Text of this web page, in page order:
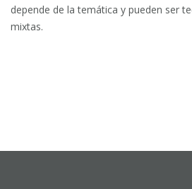
depende de la temática y pueden ser
mixtas.